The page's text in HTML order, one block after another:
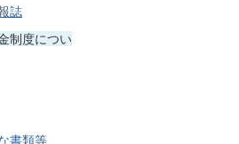
誌
制度につい
書類等